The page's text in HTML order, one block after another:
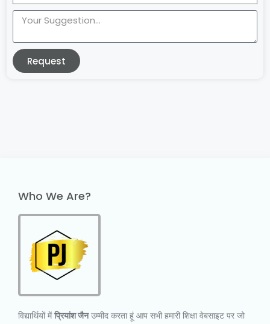
Request
Who We Are?
विद्यार्थियों मेंप्रियांश जैनउम्मीद करता हूं आप सभी हमारी शिक्षा वेबसाइट पर जो